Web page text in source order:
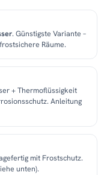
. Günstigste Variante –
Räume.
+ Thermoflüssigkeit
Anleitung
mit Frostschutz.
unten).